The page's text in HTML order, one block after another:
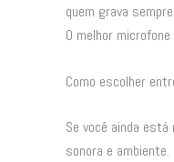
quem grava
O melhor
Como escolher
Se você ainda
sonora e